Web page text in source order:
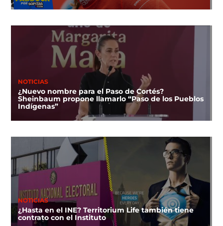
NOTICIAS
¿Nuevo nombre para el Paso de Cortés?
Sheinbaum propone llamarlo “Paso de los Pueblos
Indígenas”
NOTICIAS
¿Hasta en el INE? Territorium Life también tiene
contrato con el Instituto